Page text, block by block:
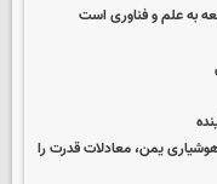
به علم و فناوری است
یمن، معادلات قدرت را